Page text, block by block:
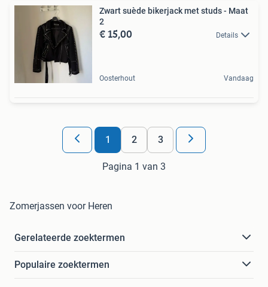
Zwart suède bikerjack met studs - Maat
2
€ 15,00 Details
Oosterhout Vandaag
1 2 3
Pagina 1 van 3
Zomerjassen voor Heren
Gerelateerde zoektermen
Populaire zoektermen